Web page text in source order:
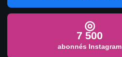
◎
7 500
abonnés Instagram